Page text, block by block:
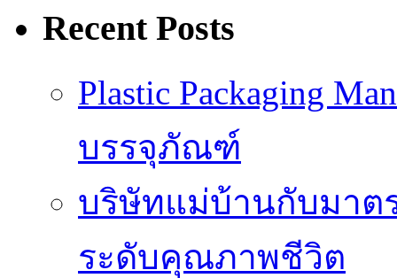
Recent Posts
Plastic Packaging
บรรจุภัณฑ์
บริษัทแม่บ้านกับมาต
ระดับคุณภาพชีวิต